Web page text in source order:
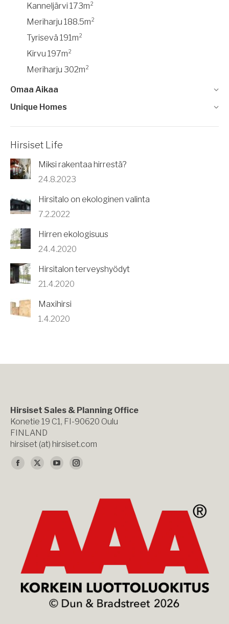
Kanneljärvi 173m²
Meriharju 188.5m²
Tyrisevä 191m²
Kirvu 197m²
Meriharju 302m²
Omaa Aikaa
Unique Homes
Hirsiset Life
Miksi rakentaa hirrestä?
24.8.2023
Hirsitalo on ekologinen valinta
7.2.2022
Hirren ekologisuus
24.4.2020
Hirsitalon terveyshyödyt
21.4.2020
Maxihirsi
1.4.2020
Hirsiset Sales & Planning Office
Konetie 19 C1, FI-90620 Oulu
FINLAND
hirsiset (at) hirsiset.com
Find us on:
Facebook
new
window
X
in
new
YouTube
new
Instagram
opens
new
window